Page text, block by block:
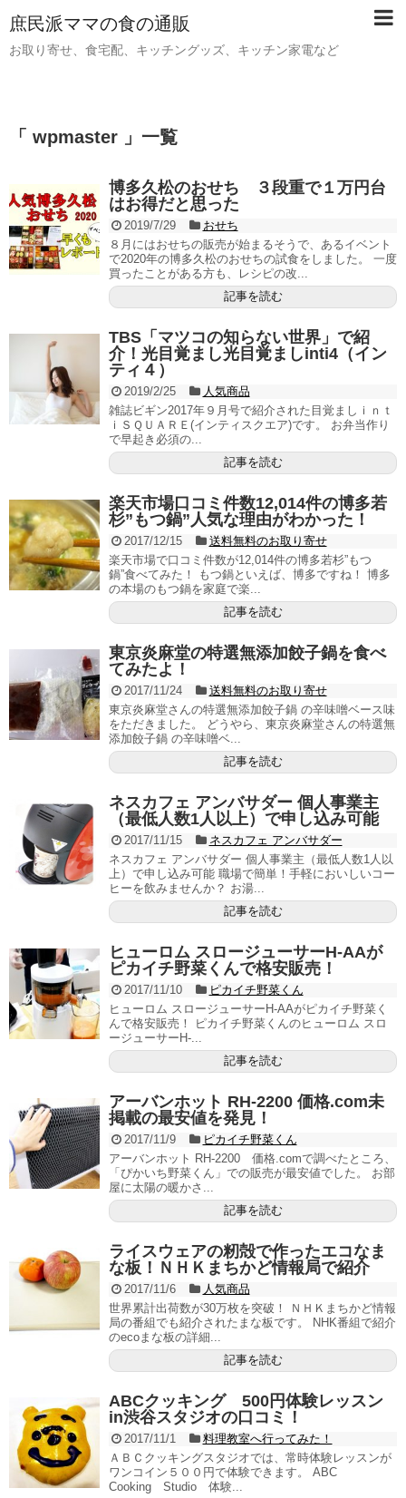
庶民派ママの食の通販
お取り寄せ、食宅配、キッチングッズ、キッチン家電など
「 wpmaster 」一覧
博多久松のおせち ３段重で１万円台
はお得だと思った
2019/7/29
おせち
８月にはおせちの販売が始まるそうで、あるイベント
で2020年の博多久松のおせちの試食をしました。 一度
買ったことがある方も、レシピの改...
記事を読む
TBS「マツコの知らない世界」で紹
介！光目覚まし光目覚ましinti4（イン
ティ４）
2019/2/25
人気商品
雑誌ビギン2017年９月号で紹介された目覚ましｉｎｔ
ｉＳＱＵＡＲＥ(インティスクエア)です。 お弁当作り
で早起き必須の...
記事を読む
楽天市場口コミ件数12,014件の博多若
杉”もつ鍋”人気な理由がわかった！
2017/12/15
送料無料のお取り寄せ
楽天市場で口コミ件数が12,014件の博多若杉”もつ
鍋”食べてみた！ もつ鍋といえば、博多ですね！ 博多
の本場のもつ鍋を家庭で楽...
記事を読む
東京炎麻堂の特選無添加餃子鍋を食べ
てみたよ！
2017/11/24
送料無料のお取り寄せ
東京炎麻堂さんの特選無添加餃子鍋 の辛味噌ベース味
をただきました。 どうやら、東京炎麻堂さんの特選無
添加餃子鍋 の辛味噌ベ...
記事を読む
ネスカフェ アンバサダー 個人事業主
（最低人数1人以上）で申し込み可能
2017/11/15
ネスカフェ アンバサダー
ネスカフェ アンバサダー 個人事業主（最低人数1人以
上）で申し込み可能 職場で簡単！手軽においしいコー
ヒーを飲みませんか？ お湯...
記事を読む
ヒューロム スロージューサーH-AAが
ピカイチ野菜くんで格安販売！
2017/11/10
ピカイチ野菜くん
ヒューロム スロージューサーH-AAがピカイチ野菜く
んで格安販売！ ピカイチ野菜くんのヒューロム スロ
ージューサーH-...
記事を読む
アーバンホット RH-2200 価格.com未
掲載の最安値を発見！
2017/11/9
ピカイチ野菜くん
アーバンホット RH-2200 価格.comで調べたところ、
「ぴかいち野菜くん」での販売が最安値でした。 お部
屋に太陽の暖かさ...
記事を読む
ライスウェアの籾殻で作ったエコなま
な板！ＮＨＫまちかど情報局で紹介
2017/11/6
人気商品
世界累計出荷数が30万枚を突破！ ＮＨＫまちかど情報
局の番組でも紹介されたまな板です。 NHK番組で紹介
のecoまな板の詳細...
記事を読む
ABCクッキング 500円体験レッスン
in渋谷スタジオの口コミ！
2017/11/1
料理教室へ行ってみた！
ＡＢＣクッキングスタジオでは、常時体験レッスンが
ワンコイン５００円で体験できます。 ABC
Cooking Studio 体験...